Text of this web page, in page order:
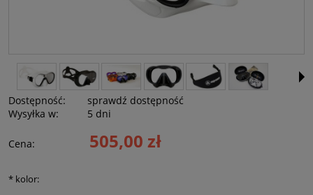
Dostępność:
sprawdź dostępność
Wysyłka w:
5 dni
Cena: 505,00 zł
* kolor: